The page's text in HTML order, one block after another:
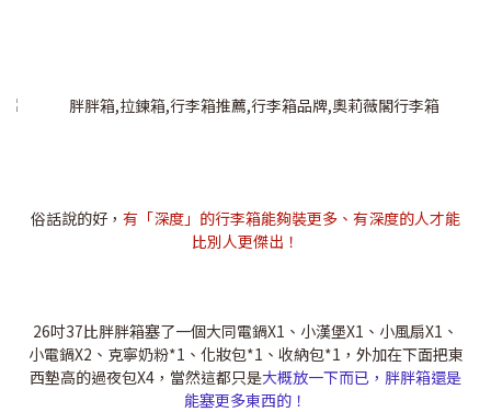
俗話說的好， 有「深度」的行李箱能夠裝更多、有深度的人才能
比別人更傑出！
26吋37比胖胖箱塞了一個大同電鍋X1、小漢堡X1、小風扇X1、
小電鍋X2、克寧奶粉*1、化妝包*1、收納包*1，外加在下面把東
西墊高的過夜包X4，當然這都只是大概放一下而已，胖胖箱還是
能塞更多東西的！